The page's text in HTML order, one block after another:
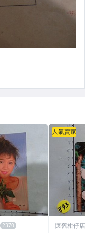
人氣賣家
懷舊柑仔店